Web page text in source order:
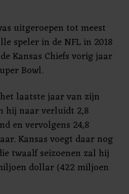
uitgeroepen tot meest
speler in de NFL in 2018
Kansas Chiefs vorig jaar
Bowl.
laatste jaar van zijn
hij naar verluidt 2,8
en vervolgens 24,8
Kansas voegt daar nog
twaalf seizoenen zal hij
dollar (422 miljoen